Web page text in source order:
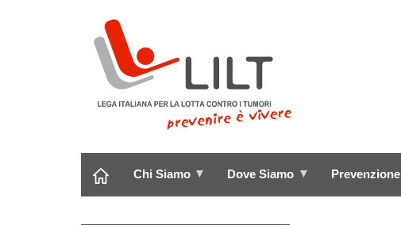
Chi Siamo Dove Siamo Prevenzione